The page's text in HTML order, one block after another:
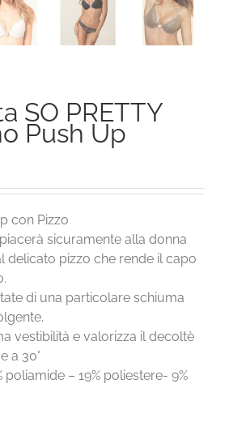
SO PRETTY
Push Up
con Pizzo
sicuramente alla donna
delicato pizzo che rende il capo
di una particolare schiuma
vestibilità e valorizza il decoltè
a 30°
poliamide – 19% poliestere- 9%